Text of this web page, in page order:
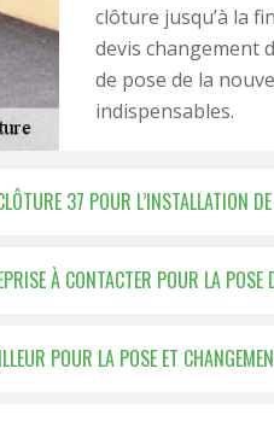
clôture jusqu’à la
devis changement
de pose de la
indispensables.
37 POUR L’INSTALLATION
À CONTACTER POUR LA POSE
POUR LA POSE ET